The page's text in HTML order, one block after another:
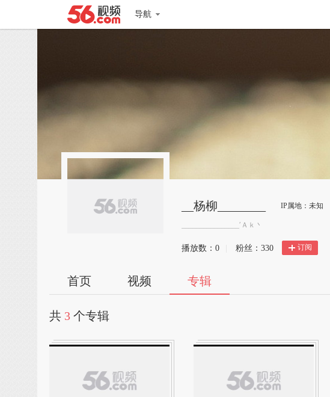
导航
__杨柳________ IP属地：未知
________________′Ａｋ丶
播放数： 0 粉丝： 330 订阅
首页 视频 专辑
共 3 个专辑